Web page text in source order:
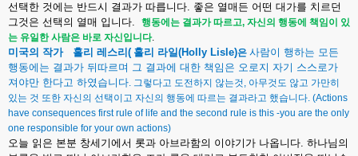
선택한 것에는 반드시 결과가 따릅니다. 좋은 열매든 어떤 대가를 치르던
그것은 선택의 열매 입니다. 행동에는 결과가 따르고, 자신의 행동에 책임이 있
는 유일한 사람은 바로 자신입니다.
미국의 작가 홀리 레스리 ( 홀리 라일(Holly Lisle)은 사람이 행하는 모든
행동에는 결과가 뒤따르며 그 결과에 대한 책임은 오로지 자기 스스로가
져야만 한다고 하였습니다. 그렇다고 도전하지 않는것, 아무것도 않고 가만히
있는 것 또한 자신의 선택이고 자신의 행동에 따르는 결과라고 했습니다. (Actions
have consequences first rule of life and the second rule is this -you are the only
one responsible for your own actions)
오늘 읽은 본분 창세기에서 롯과 아브라함의 이야기가 나옵니다. 하나님의